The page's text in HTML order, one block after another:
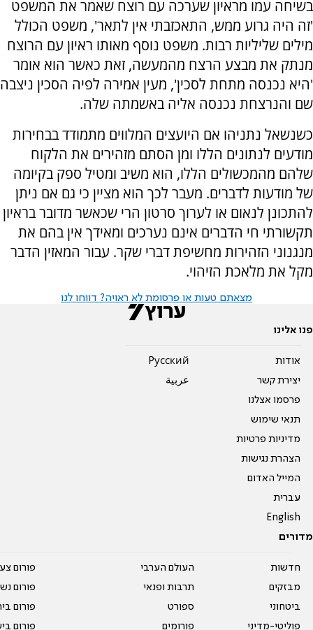
בשיחה עמו מראיון שערכה עם רוצח שאמר את המשפט
'זה היה גרוע ממש, התאכזבתי אין לתאר', משפט הכולל
מילים שליליות רבות. משפט נוסף מאותו ראיון עם הרוצח
מנתק את מבצע הרצח מהמעשה, זאת כאשר הוא אומר
'היא נכנסה מתחת לסכין', מעין אמירה לפיה הסכין ניצבה
שם והנרצחת נכנסה אליה באשמתה שלה.
כשנשאל נתניהו אם היועצים המלווים מתמודד בבחירות
מודעים לנתונים הללו ומן הסתם מזהירים את הלקוח
שלהם מהמכשולים הללו, הוא משיב ומטיל ספק בקיומה
של מודעות לדברים. מעבר לכך הוא מציין כי גם אם ניתן
להתכונן לנאום או לערוך סרטון הרי שכאשר מדובר בראיון
תקשורתי חי הדברים אינם נערכים ומאידך אין בהם את
מנגנוני הזהירות מחשיפת דברי שקר. עבור המאזין הדבר
מקל את מלאכת הזיהוי.
מצאתם טעות או פרסומת לא ראויה? דווחו לנו
פנו אלינו
אודות
יצירת קשר
פרסמו אצלנו
תנאי שימוש
מדיניות פרטיות
הצהרת נגישות
המייל האדום
עברית
English
Pусский
عربية
מדורים
חדשות
מבזקים
ביטחוני
פוליטי-מדיני
העולם הערבי
תרבות ופנאי
ספורט
פורומים
פורום
פורום
פורום
פורום